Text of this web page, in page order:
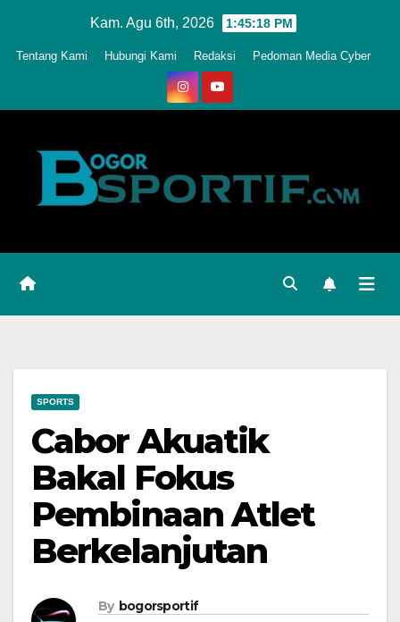
Kam. Agu 6th, 2026 1:45:21 PM
Tentang Kami Hubungi Kami Redaksi Pedoman Media Cyber
SPORTS
Cabor Akuatik
Bakal Fokus
Pembinaan Atlet
Berkelanjutan
By bogorsportif